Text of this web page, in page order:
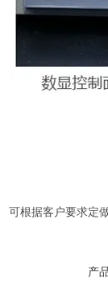
可根据客户要求定
产